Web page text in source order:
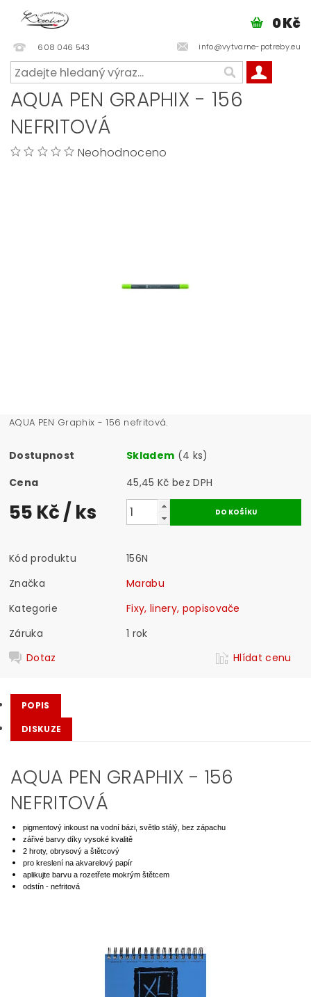
608 046 543 info@vytvarne-potreby.eu
0 Kč
AQUA PEN GRAPHIX - 156
NEFRITOVÁ
Neohodnoceno
AQUA PEN Graphix - 156 nefritová.
Dostupnost Skladem (4 ks)
Cena
45,45 Kč bez DPH
55 Kč/ ks
Kód produktu
156N
Značka
Marabu
Kategorie
Fixy, linery, popisovače
Záruka
1 rok
Dotaz
Hlídat cenu
POPIS
DISKUZE
AQUA PEN GRAPHIX - 156
NEFRITOVÁ
pigmentový inkoust na vodní bázi, světlo stálý, bez zápachu
zářivé barvy díky vysoké kvalitě
2 hroty, obrysový a štětcový
pro kreslení na akvarelový papír
aplikujte barvu a rozetřete mokrým štětcem
odstín - nefritová